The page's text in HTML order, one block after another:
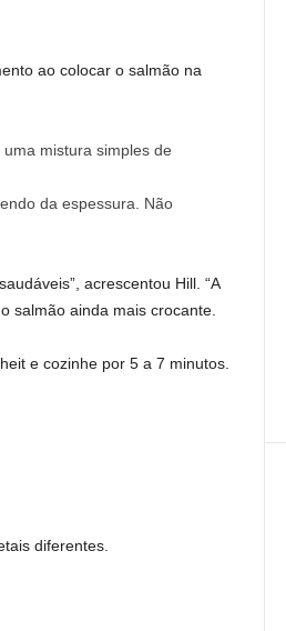
ao colocar o salmão na
mistura simples de
da espessura. Não
acrescentou Hill. “A
salmão ainda mais crocante.
e cozinhe por 5 a 7 minutos.
diferentes.